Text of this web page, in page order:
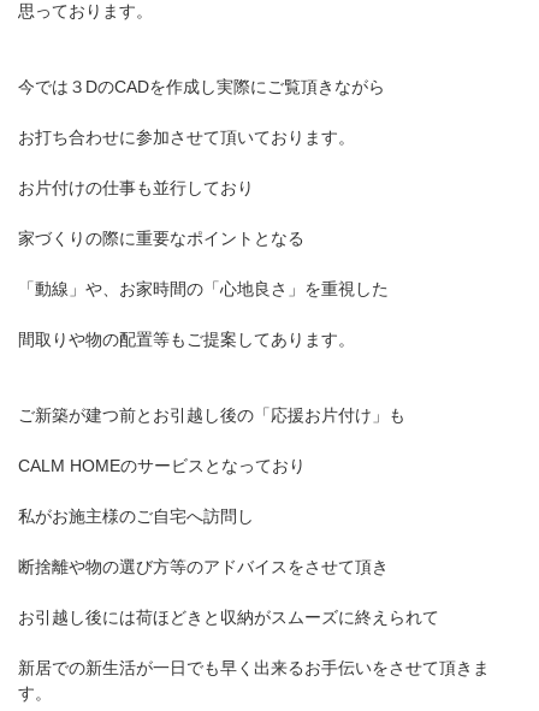
思っております。
今では３DのCADを作成し実際にご覧頂きながら
お打ち合わせに参加させて頂いております。
お片付けの仕事も並行しており
家づくりの際に重要なポイントとなる
「動線」や、お家時間の「心地良さ」を重視した
間取りや物の配置等もご提案してあります。
ご新築が建つ前とお引越し後の「応援お片付け」も
CALM HOMEのサービスとなっており
私がお施主様のご自宅へ訪問し
断捨離や物の選び方等のアドバイスをさせて頂き
お引越し後には荷ほどきと収納がスムーズに終えられて
新居での新生活が一日でも早く出来るお手伝いをさせて頂きま
す。